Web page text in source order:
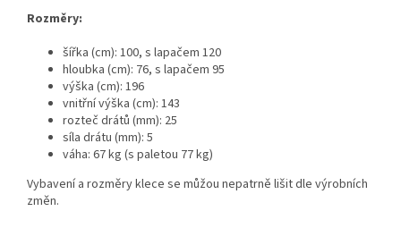
Rozměry:
šířka (cm): 100, s lapačem 120
hloubka (cm): 76, s lapačem 95
výška (cm): 196
vnitřní výška (cm): 143
rozteč drátů (mm): 25
síla drátu (mm): 5
váha: 67 kg (s paletou 77 kg)
Vybavení a rozměry klece se můžou nepatrně lišit dle výrobních
změn.